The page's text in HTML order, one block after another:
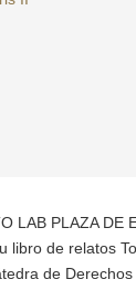
LAB PLAZA DE
libro de relatos
de Derechos